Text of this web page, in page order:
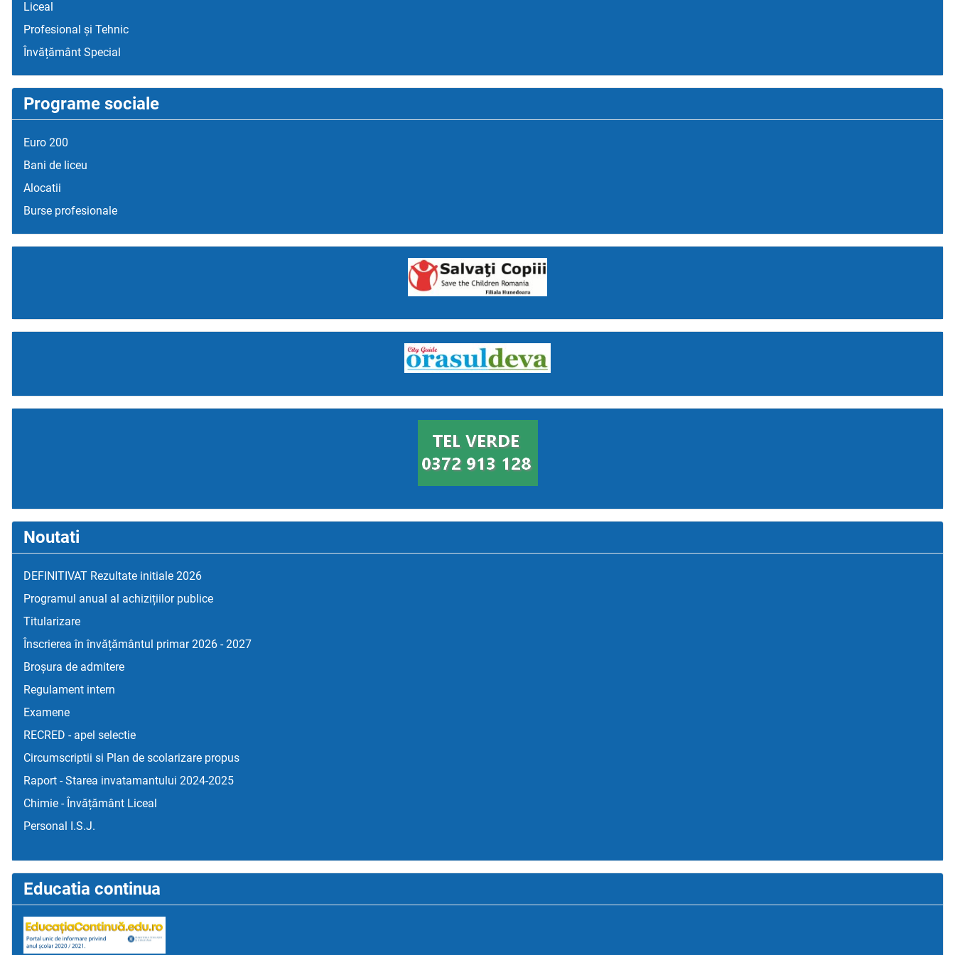
Liceal
Profesional și Tehnic
Învățământ Special
Programe sociale
Euro 200
Bani de liceu
Alocatii
Burse profesionale
Noutati
DEFINITIVAT Rezultate initiale 2026
Programul anual al achizițiilor publice
Titularizare
Înscrierea în învățământul primar 2026 - 2027
Broșura de admitere
Regulament intern
Examene
RECRED - apel selectie
Circumscriptii si Plan de scolarizare propus
Raport - Starea invatamantului 2024-2025
Chimie - Învățământ Liceal
Personal I.S.J.
Educatia continua